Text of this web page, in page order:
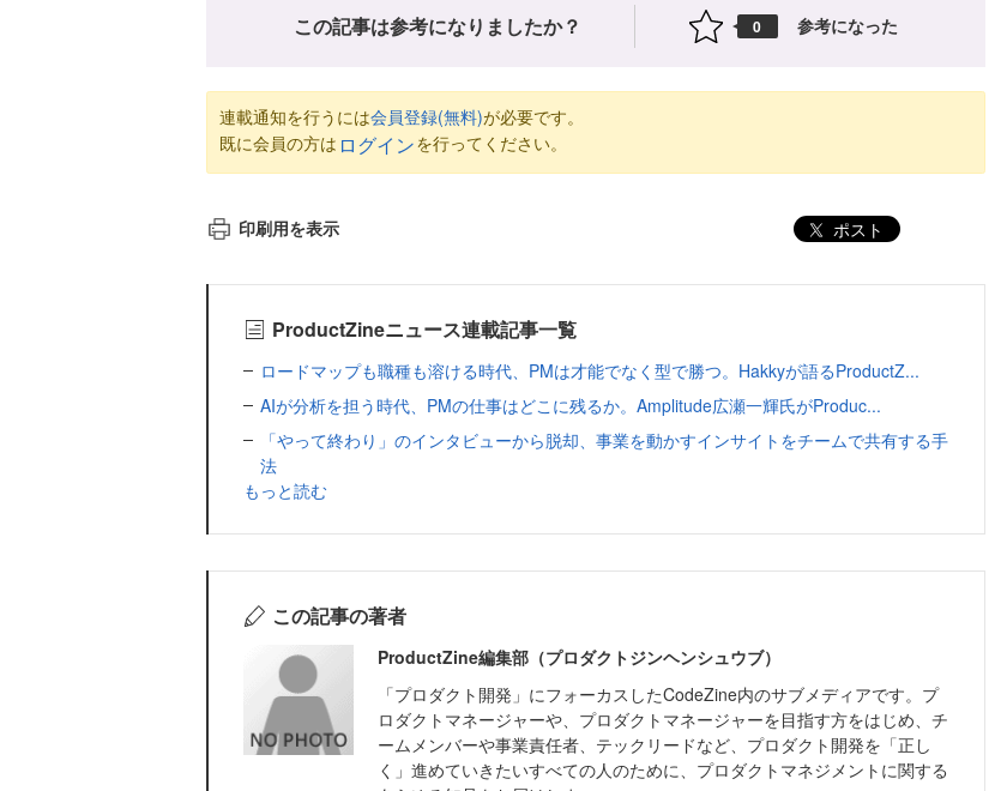
この記事は参考になりましたか？ 0 参考になった
連載通知を行うには会員登録(無料)が必要です。
既に会員の方は ログインを行ってください。
印刷用を表示 ポスト
ProductZineニュース連載記事一覧
ロードマップも職種も溶ける時代、PMは才能でなく型で勝つ。Hakkyが語るProductZ...
AIが分析を担う時代、PMの仕事はどこに残るか。Amplitude広瀬一輝氏がProduc...
「やって終わり」のインタビューから脱却、事業を動かすインサイトをチームで共有する手
法
もっと読む
この記事の著者
ProductZine編集部（プロダクトジンヘンシュウブ）
「プロダクト開発」にフォーカスしたCodeZine内のサブメディアです。プ
ロダクトマネージャーや、プロダクトマネージャーを目指す方をはじめ、チ
ームメンバーや事業責任者、テックリードなど、プロダクト開発を「正し
く」進めていきたいすべての人のために、プロダクトマネジメントに関する